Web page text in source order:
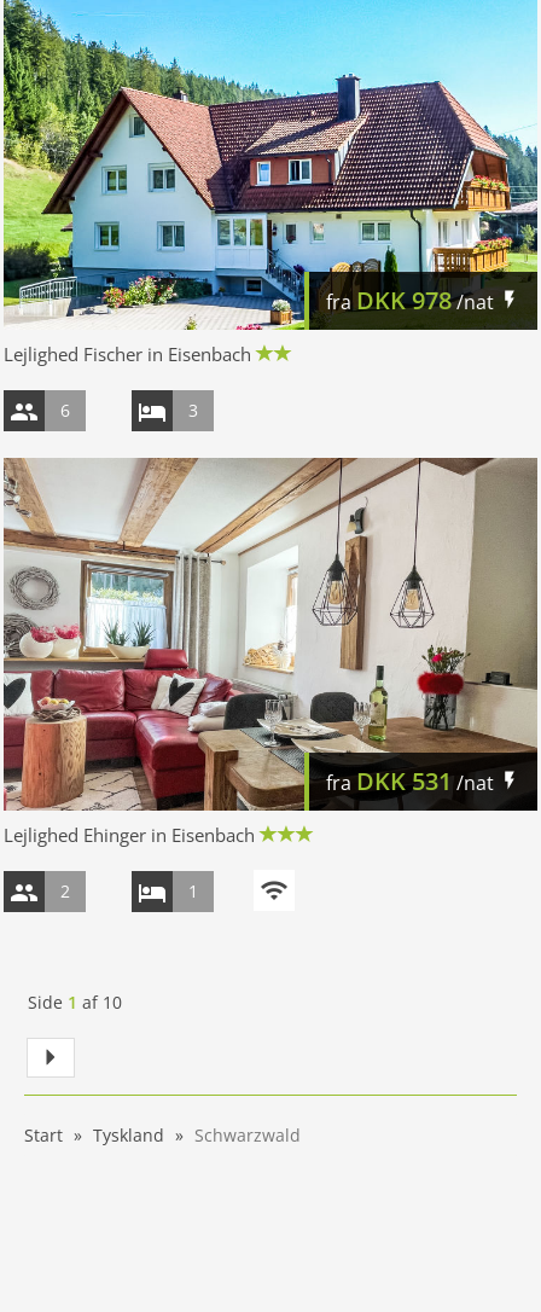
fraDKK978/nat
Lejlighed Fischer in Eisenbach
6 3
fraDKK 531/nat
Lejlighed Ehinger in Eisenbach
2 1
Side 1 af 10
Start Tyskland Schwarzwald